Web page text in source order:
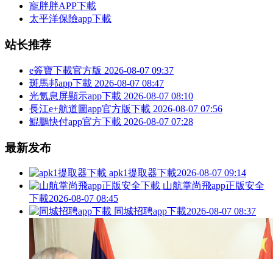
寵胖胖APP下載
太平洋保險app下載
站长推荐
e簽寶下載官方版 2026-08-07 09:37
斑馬邦app下載 2026-08-07 08:47
光氪息屏顯示app下載 2026-08-07 08:10
長江e+航道圖app官方版下載 2026-08-07 07:56
鯤鵬快付app官方下載 2026-08-07 07:28
最新发布
apk1提取器下載2026-08-07 09:14
山航掌尚飛app正版安全
下載2026-08-07 08:45
同城招聘app下載2026-08-07 08:37